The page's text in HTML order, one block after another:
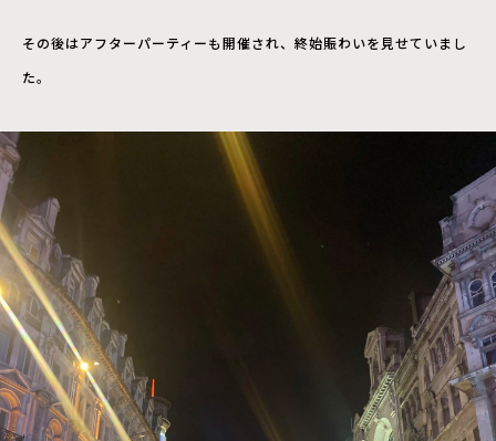
その後はアフターパーティーも開催され、終始賑わいを見せていまし
た。